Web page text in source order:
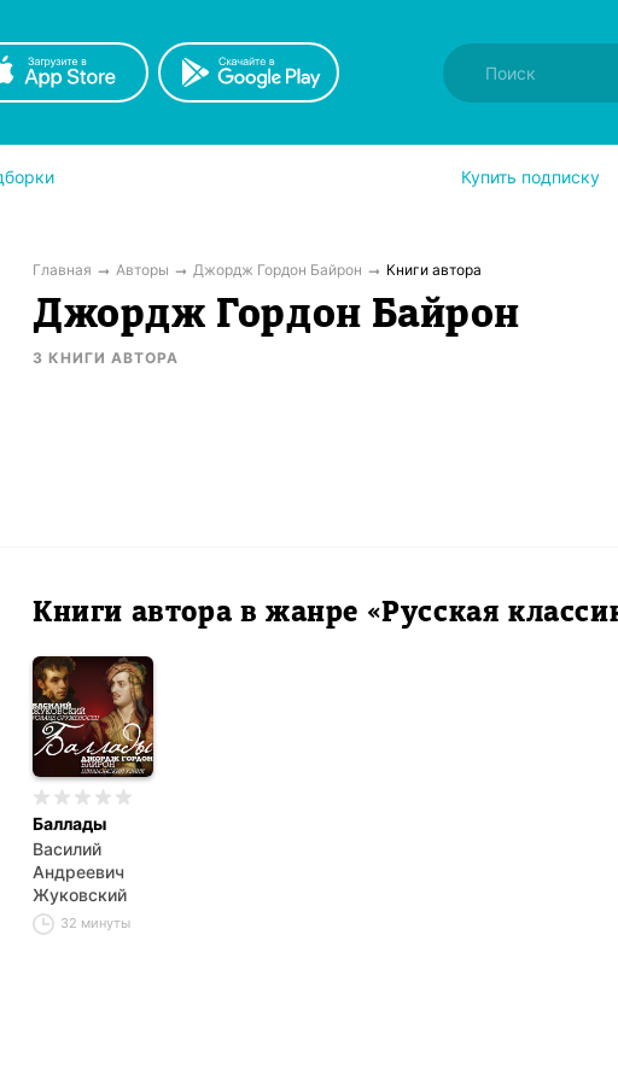
Купить подписку
Главная Авторы Джордж Гордон Байрон Книги автора
Джордж Гордон Байрон
3 КНИГИ АВТОРА
Книги автора в жанре «Русская
Баллады
Василий
Андреевич
Жуковский
32 минуты